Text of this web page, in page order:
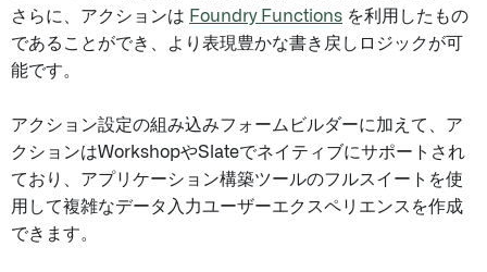
さらに、アクションは Foundry Functions を利用したもの
であることができ、より表現豊かな書き戻しロジックが可
能です。
アクション設定の組み込みフォームビルダーに加えて、ア
クションはWorkshopやSlateでネイティブにサポートされ
ており、アプリケーション構築ツールのフルスイートを使
用して複雑なデータ入力ユーザーエクスペリエンスを作成
できます。